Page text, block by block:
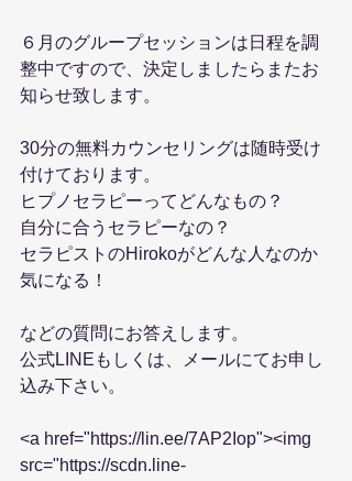
６月のグループセッションは日程を調
整中ですので、決定しましたらまたお
知らせ致します。
30分の無料カウンセリングは随時受け
付けております。
ヒプノセラピーってどんなもの？
自分に合うセラピーなの？
セラピストのHirokoがどんな人なのか
気になる！
などの質問にお答えします。
公式LINEもしくは、メールにてお申し
込み下さい。
<a href="https://lin.ee/7AP2Iop"><img
src="https://scdn.line-